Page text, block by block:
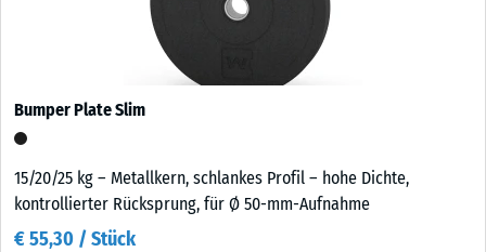
Bumper Plate Slim
15/20/25 kg – Metallkern, schlankes Profil – hohe Dichte,
kontrollierter Rücksprung, für Ø 50-mm-Aufnahme
€ 55,30 / Stück